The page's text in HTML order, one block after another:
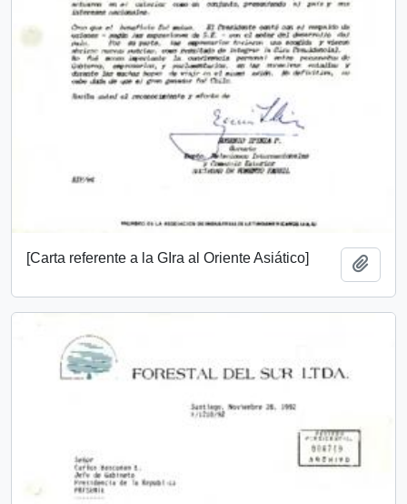
[Carta referente a la GIra al Oriente Asiático]